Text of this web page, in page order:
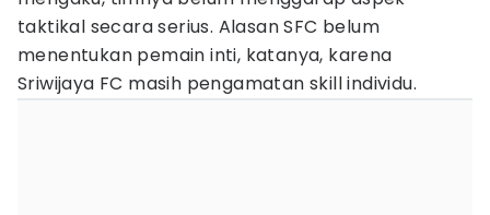
taktikal secara serius. Alasan SFC belum
menentukan pemain inti, katanya, karena
Sriwijaya FC masih pengamatan skill individu.